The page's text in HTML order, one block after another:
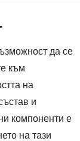
да се
към
на
и
компоненти е
на тази